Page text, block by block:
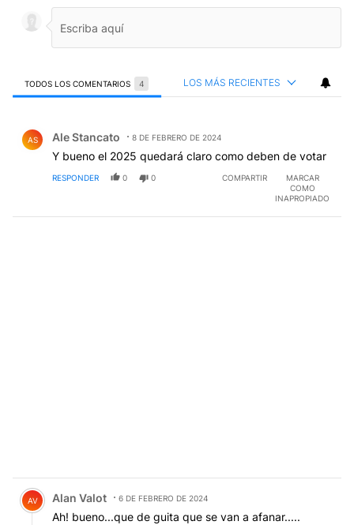
TODOS LOS COMENTARIOS 4 LOS MÁS RECIENTES
AS Ale Stancato 8 DE FEBRERO DE 2024
Y bueno el 2025 quedará claro como deben de votar
RESPONDER 0 0 COMPARTIR
MARCAR
COMO
INAPROPIADO
Comentario de Alan Valot.
AV Alan Valot 6 DE FEBRERO DE 2024
Ah! bueno...que de guita que se van a afanar.....